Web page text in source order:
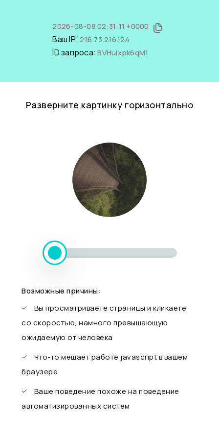
2026-08-08 02:31:11 +0000
Ваш IP:216.73.216.124
ID запроса:BVHuixpk6qM1
Разверните картинку горизонтально
Возможные причины:
Вы просматриваете страницы и кликаете
со скоростью, намного превышающую
ожидаемую от человека
Что-то мешает работе javascript в вашем
браузере
Ваше поведение похоже на поведение
автоматизированных систем